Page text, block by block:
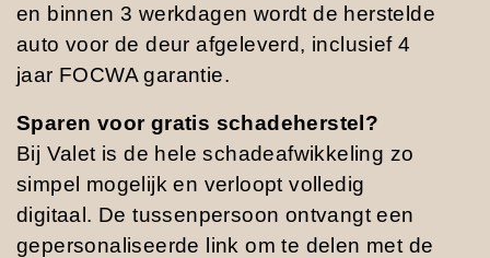
en binnen 3 werkdagen wordt de herstelde
auto voor de deur afgeleverd, inclusief 4
jaar FOCWA garantie.
Sparen voor gratis schadeherstel?
Bij Valet is de hele schadeafwikkeling zo
simpel mogelijk en verloopt volledig
digitaal. De tussenpersoon ontvangt een
gepersonaliseerde link om te delen met de